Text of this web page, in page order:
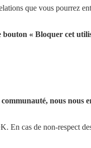
que vous pourrez
bouton « Bloquer cet
nous
En cas de non-respect